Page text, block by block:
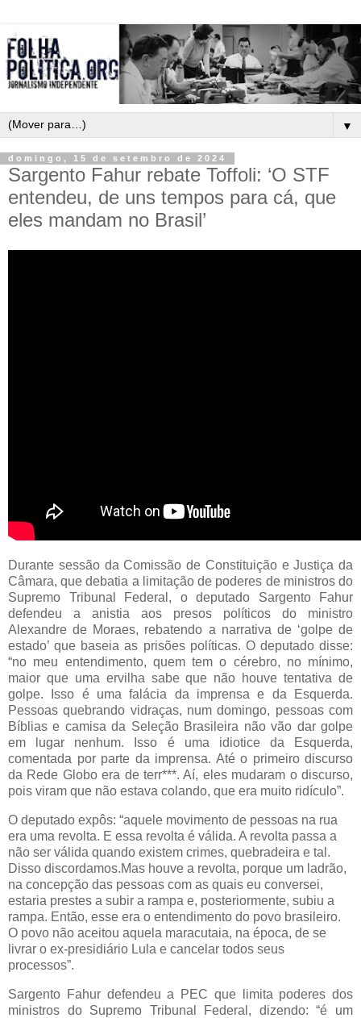
▼
domingo, 15 de setembro de 2024
Sargento Fahur rebate Toffoli: ‘O STF
entendeu, de uns tempos para cá, que
eles mandam no Brasil’
Durante sessão da Comissão de Constituição e Justiça da
Câmara, que debatia a limitação de poderes de ministros do
Supremo Tribunal Federal, o deputado Sargento Fahur
defendeu a anistia aos presos políticos do ministro
Alexandre de Moraes, rebatendo a narrativa de ‘golpe de
estado’ que baseia as prisões políticas. O deputado disse:
“no meu entendimento, quem tem o cérebro, no mínimo,
maior que uma ervilha sabe que não houve tentativa de
golpe. Isso é uma falácia da imprensa e da Esquerda.
Pessoas quebrando vidraças, num domingo, pessoas com
Bíblias e camisa da Seleção Brasileira não vão dar golpe
em lugar nenhum. Isso é uma idiotice da Esquerda,
comentada por parte da imprensa. Até o primeiro discurso
da Rede Globo era de terr***. Aí, eles mudaram o discurso,
pois viram que não estava colando, que era muito ridículo”.
O deputado expôs: “aquele movimento de pessoas na rua
era uma revolta. E essa revolta é válida. A revolta passa a
não ser válida quando existem crimes, quebradeira e tal.
Disso discordamos.Mas houve a revolta, porque um ladrão,
na concepção das pessoas com as quais eu conversei,
estaria prestes a subir a rampa e, posteriormente, subiu a
rampa. Então, esse era o entendimento do povo brasileiro.
O povo não aceitou aquela maracutaia, na época, de se
livrar o ex-presidiário Lula e cancelar todos seus
processos”.
Sargento Fahur defendeu a PEC que limita poderes dos
ministros do Supremo Tribunal Federal, dizendo: “é um